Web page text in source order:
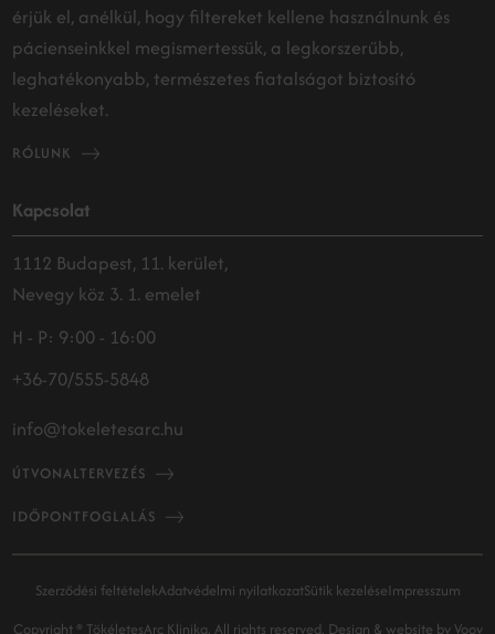
érjük el, anélkül, hogy filtereket kellene használnunk és
pácienseinkkel megismertessük, a legkorszerűbb,
leghatékonyabb, természetes fiatalságot biztosító
kezeléseket.
RÓLUNK
Kapcsolat
1112 Budapest, 11. kerület,
Nevegy köz 3. 1. emelet
H - P: 9:00 - 16:00
+36-70/555-5848
info@tokeletesarc.hu
ÚTVONALTERVEZÉS
IDŐPONTFOGLALÁS
Szerződési feltételekAdatvédelmi nyilatkozatSütik kezeléseImpresszum
Copyright ® TökéletesArc Klinika. All rights reserved. Design & website by Voov